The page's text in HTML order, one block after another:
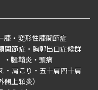
膝
変形性膝関節症
関節症
胸郭出口症候群
腱鞘炎
頭痛
肩こり
五十肩四十肩
上顆炎）